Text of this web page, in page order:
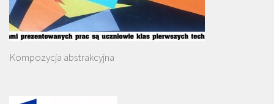
Kompozycja abstrakcyjna